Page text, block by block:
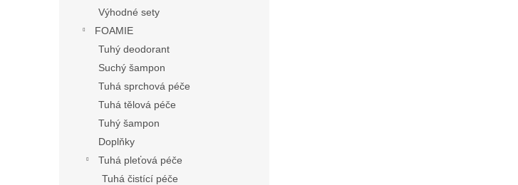
Výhodné sety
FOAMIE
Tuhý deodorant
Suchý šampon
Tuhá sprchová péče
Tuhá tělová péče
Tuhý šampon
Doplňky
Tuhá pleťová péče
Tuhá čistící péče